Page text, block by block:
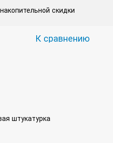
скидки
К сравнению
штукатурка